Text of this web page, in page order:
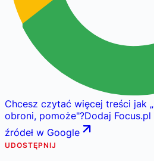
Chcesz czytać więcej treści jak „
obroni, pomoże"?Dodaj
źródeł w Google
UDOSTĘPNIJ